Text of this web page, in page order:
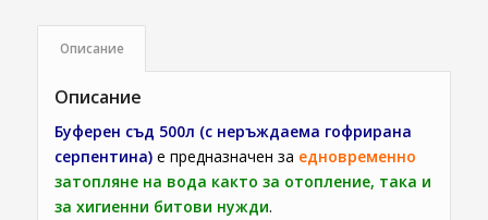
Описание
Описание
Буферен съд 500л (с неръждаема гофрирана
серпентина)е предназначен за едновременно
затопляне на вода както за отопление, така и
за хигиенни битови нужди.